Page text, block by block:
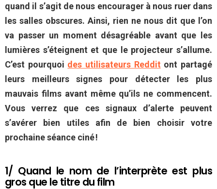
quand il s’agit de nous encourager à nous ruer dans
les salles obscures. Ainsi, rien ne nous dit que l’on
va passer un moment désagréable avant que les
lumières s’éteignent et que le projecteur s’allume.
C’est pourquoi des utilisateurs Reddit ont partagé
leurs meilleurs signes pour détecter les plus
mauvais films avant même qu’ils ne commencent.
Vous verrez que ces signaux d’alerte peuvent
s’avérer bien utiles afin de bien choisir votre
prochaine séance ciné !
1/ Quand le nom de l’interprète est plus
gros que le titre du film